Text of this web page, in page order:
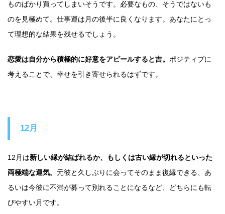
ものばかり買ってしまいそうです。必要なもの、そうではないも
のを見極めて。仕事運は月の後半に良くなります。あなたにとっ
て理想的な結果を残せるでしょう。
恋愛は自分から積極的に好意をアピールすると吉。 ポジティブに
考えることで、幸せを引き寄せられるはずです。
12月
12月は新しい縁が結ばれるか、もしくは古い縁が切れるといった
両極端な運気。 元彼と久しぶりに会ってそのまま復縁できる、あ
るいは今彼に不満が募って別れることになるなど、どちらにも転
びやすい月です。